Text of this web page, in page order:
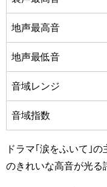
地声最高音
地声最低音
音域レンジ
音域指数
ドラマ｢涙をふいて｣
のきれいな高音が光る